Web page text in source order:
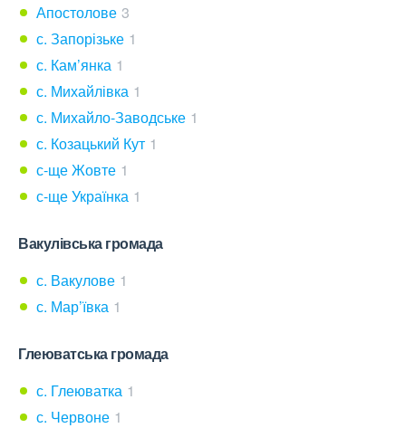
Апостолове 3
с. Запорізьке 1
с. Кам’янка 1
с. Михайлівка 1
с. Михайло-Заводське 1
с. Козацький Кут 1
с-ще Жовте 1
с-ще Українка 1
Вакулівська громада
с. Вакулове 1
с. Мар’ївка 1
Глеюватська громада
с. Глеюватка 1
с. Червоне 1